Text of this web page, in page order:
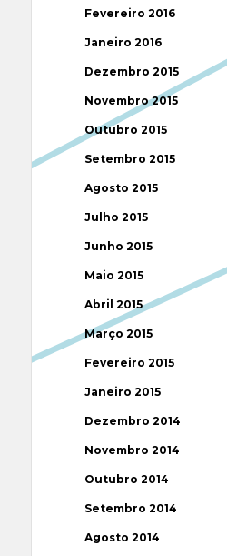
Fevereiro 2016
Janeiro 2016
Dezembro 2015
Novembro 2015
Outubro 2015
Setembro 2015
Agosto 2015
Julho 2015
Junho 2015
Maio 2015
Abril 2015
Março 2015
Fevereiro 2015
Janeiro 2015
Dezembro 2014
Novembro 2014
Outubro 2014
Setembro 2014
Agosto 2014